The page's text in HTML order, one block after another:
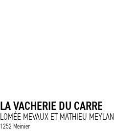
LA VACHERIE DU CARRE
LOMÉE MEVAUX ET MATHIEU MEYLAN
1252 Meinier